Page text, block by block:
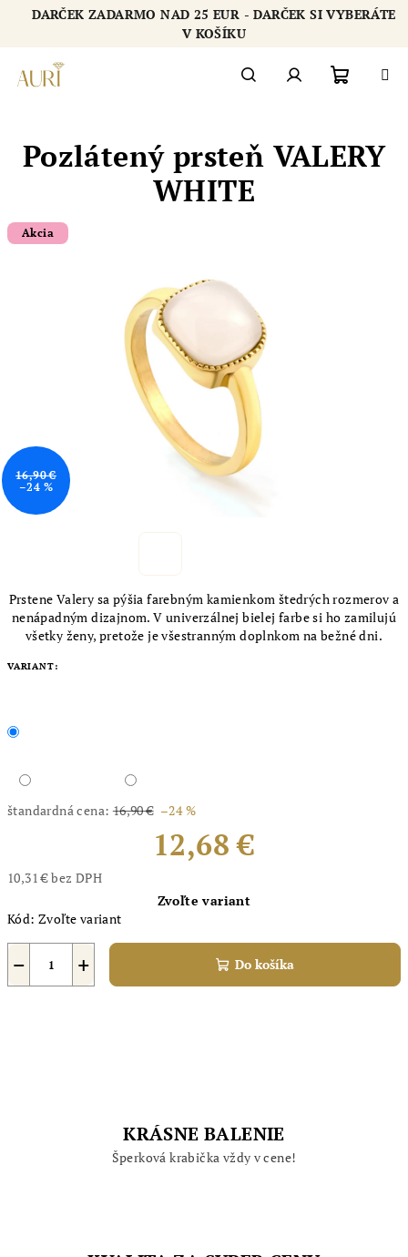
PrejsťDARČEK ZADARMO NAD 25 EUR - DARČEK SI VYBERÁTE
V KOŠÍKU
košík
Prstene Valery sa pýšia farebným kamienkom štedrých rozmerov a
nenápadným dizajnom. V univerzálnej bielej farbe si ho zamilujú
všetky ženy, pretože je všestranným doplnkom na bežné dni.
VARIANT:
štandardná cena: 16,90 € –24 %
12,68 €
10,31 € bez DPH
cena:
Zvoľte variant
Kód: Zvoľte variant
+
− Do košíka
Pozlátený prsteň VALERY
WHITE
Akcia
16,90 €
–24 %
KRÁSNE BALENIE
Šperková krabička vždy v cene!
Chatbot šperkovnice AURI